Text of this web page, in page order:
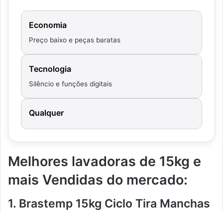
Economia
Preço baixo e peças baratas
Tecnologia
Silêncio e funções digitais
Qualquer
Melhores lavadoras de 15kg e
mais Vendidas do mercado:
1. Brastemp 15kg Ciclo Tira Manchas